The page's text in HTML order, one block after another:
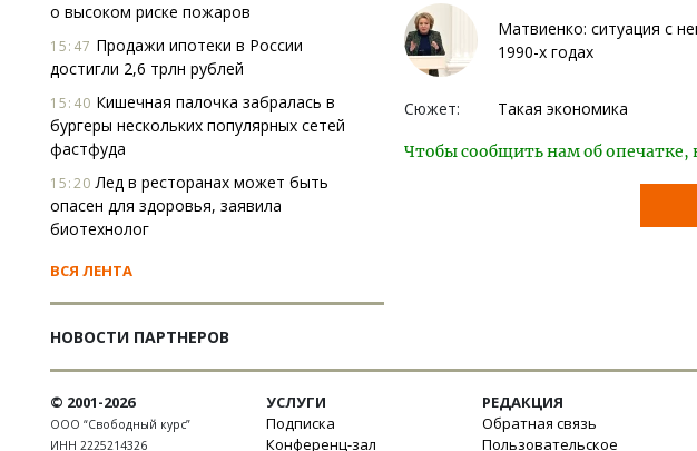
о высоком риске пожаров
15:47 Продажи ипотеки в России
достигли 2,6 трлн рублей
15:40 Кишечная палочка забралась в
бургеры нескольких популярных сетей
фастфуда
15:20 Лед в ресторанах может быть
опасен для здоровья, заявила
биотехнолог
ВСЯ ЛЕНТА
НОВОСТИ ПАРТНЕРОВ
Матвиенко: ситуация с
1990-х годах
Сюжет: Такая экономика
Чтобы сообщить нам об
© 2001-2026
ООО “Свободный курс”
ИНН 2225214326
УСЛУГИ
Подписка
Конференц-зал
РЕДАКЦИЯ
Обратная связь
Пользовательское